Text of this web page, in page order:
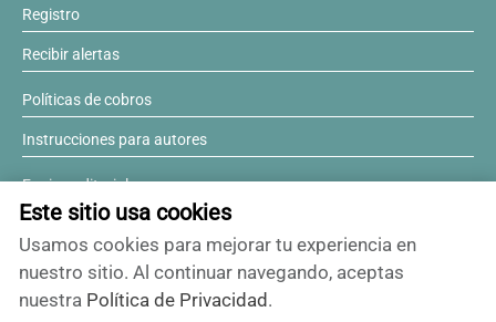
Este sitio usa cookies
Usamos cookies para mejorar tu experiencia en
nuestro sitio. Al continuar navegando, aceptas
nuestra Política de Privacidad.
Registro
Recibir alertas
Políticas de cobros
Instrucciones para autores
Equipo editorial
Comité editorial
¿Desea ser revisor?
Contactos y soporte